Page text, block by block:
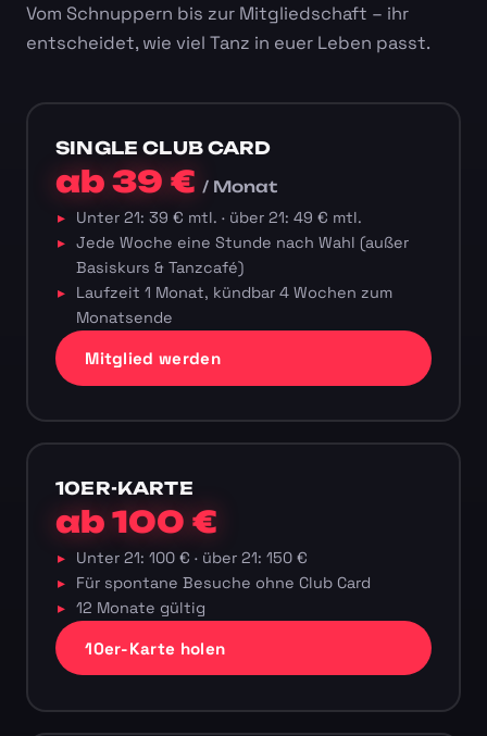
Vom Schnuppern bis zur Mitgliedschaft – ihr
entscheidet, wie viel Tanz in euer Leben passt.
SINGLE CLUB CARD
ab 39 €/ Monat
Unter 21: 39 € mtl. · über 21: 49 € mtl.
Jede Woche eine Stunde nach Wahl (außer
Basiskurs & Tanzcafé)
Laufzeit 1 Monat, kündbar 4 Wochen zum
Monatsende
Mitglied werden
10ER-KARTE
ab 100 €
Unter 21: 100 € · über 21: 150 €
Für spontane Besuche ohne Club Card
12 Monate gültig
10er-Karte holen